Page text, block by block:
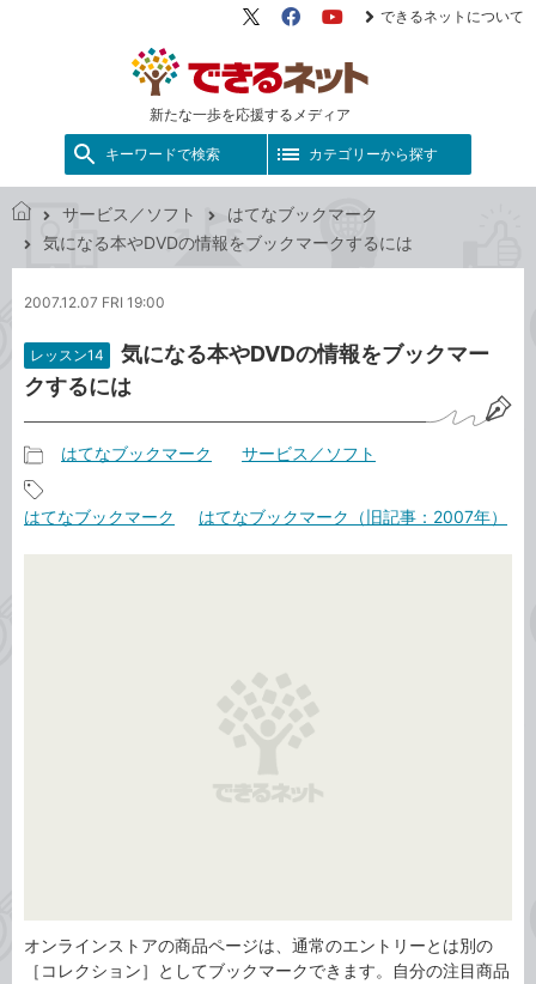
新たな一歩を応援するメディア
X（旧
FacebookYouTube
できるネットについて
キーワードで検索 カテゴリーから探す
で
ネ
ト
サービス／ソフト
はてなブックマーク
気になる本やDVDの情報をブックマークするには
2007.12.07 FRI 19:00
レッスン14
気になる本やDVDの情報をブックマー
クするには
カ
テ
はてなブックマーク サービス／ソフト
記
はてなブックマーク はてなブックマーク（旧記事：2007年）
オンラインストアの商品ページは、通常のエントリーとは別の
［コレクション］としてブックマークできます。自分の注目商品